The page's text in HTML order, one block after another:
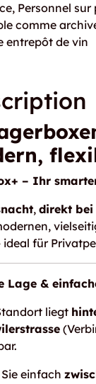
Personnel sur
comme
entrepôt de vin
– Ihr
, direkt bei
ideal für
Lage &
liegt
einfach